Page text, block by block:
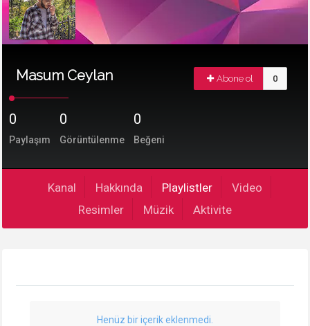
Masum Ceylan Abone ol 0
0
Paylaşım
0
Görüntülenme
0
Beğeni
Kanal Hakkında Playlistler
Video
Resimler
Müzik Aktivite
Henüz bir içerik eklenmedi.